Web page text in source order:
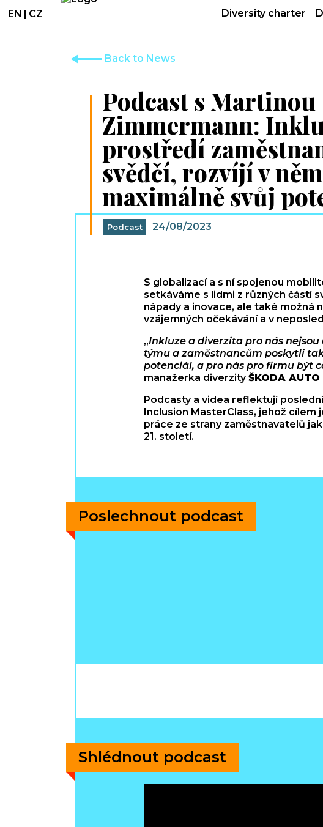
Diversity charter
EN | CZ
Back to News
Podcast s Martinou
Zimmermann:
prostředí
svědčí, rozvíjí v něm
maximálně svůj
Podcast 24/08/2023
S globalizací a s ní spojenou
setkáváme s lidmi z různých částí
nápady a inovace, ale také možná
vzájemných očekávání a v
„Inkluze a diverzita pro nás
týmu a zaměstnancům poskytli
potenciál, a pro nás pro firmu být
manažerka diverzityŠKODA
Podcasty a videa reflektují
Inclusion MasterClass, jehož
práce ze strany zaměstnavatelů
21. století.
Poslechnout podcast
Shlédnout podcast